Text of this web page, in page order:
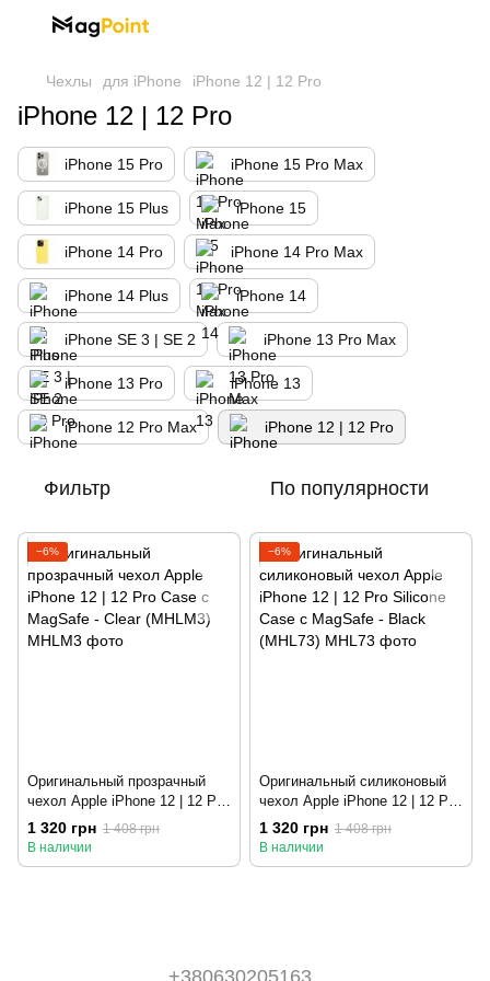
Чехлы для iPhone iPhone 12 | 12 Pro
iPhone 12 | 12 Pro
iPhone 15 Pro iPhone 15 Pro Max
iPhone 15 Plus iPhone 15
iPhone 14 Pro iPhone 14 Pro Max
iPhone 14 Plus iPhone 14
iPhone SE 3 | SE 2 iPhone 13 Pro Max
iPhone 13 Pro iPhone 13
iPhone 12 Pro Max iPhone 12 | 12 Pro
Фильтр По популярности
−6%
Оригинальный прозрачный
чехол Apple iPhone 12 | 12 Pro
Case с MagSafe - Clear
(MHLM3)
1 320 грн 1 408 грн
В наличии
−6%
Оригинальный силиконовый
чехол Apple iPhone 12 | 12 Pro
Silicone Case с MagSafe -
Black (MHL73)
1 320 грн 1 408 грн
В наличии